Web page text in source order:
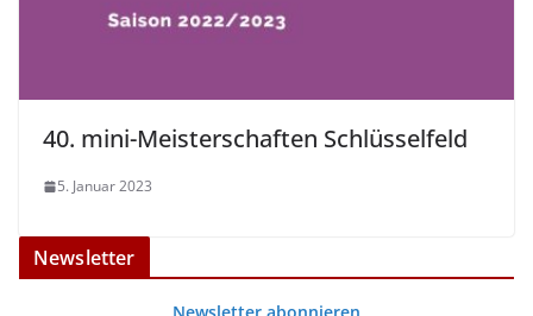
40. mini-Meisterschaften Schlüsselfeld
5. Januar 2023
Newsletter